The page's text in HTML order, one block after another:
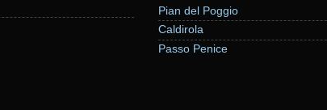
Pian del Poggio
Caldirola
Passo Penice